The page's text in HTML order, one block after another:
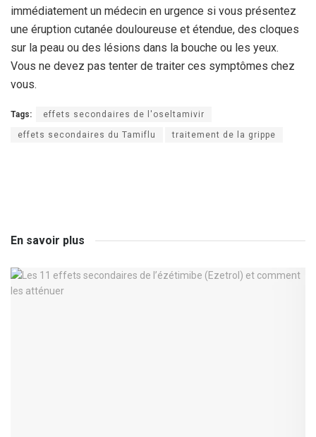
immédiatement un médecin en urgence si vous présentez
une éruption cutanée douloureuse et étendue, des cloques
sur la peau ou des lésions dans la bouche ou les yeux.
Vous ne devez pas tenter de traiter ces symptômes chez
vous.
Tags: effets secondaires de l'oseltamivir
effets secondaires du Tamiflu traitement de la grippe
En savoir plus